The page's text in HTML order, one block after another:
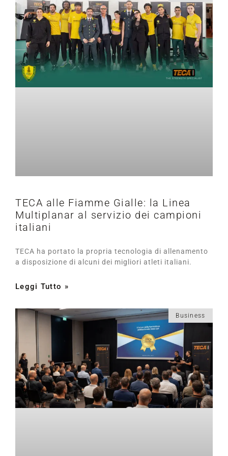
TECA alle Fiamme Gialle: la Linea
Multiplanar al servizio dei campioni
italiani
TECA ha portato la propria tecnologia di allenamento
a disposizione di alcuni dei migliori atleti italiani.
Leggi Tutto »
Business